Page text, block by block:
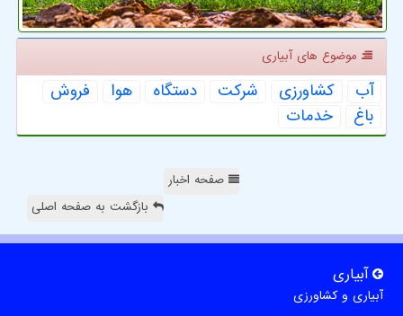
موضوع های آبیاری
آب كشاورزی شركت دستگاه هوا
فروش
باغ
خدمات
صفحه اخبار
بازگشت به صفحه اصلی
آبیاری
آبیاری و کشاورزی